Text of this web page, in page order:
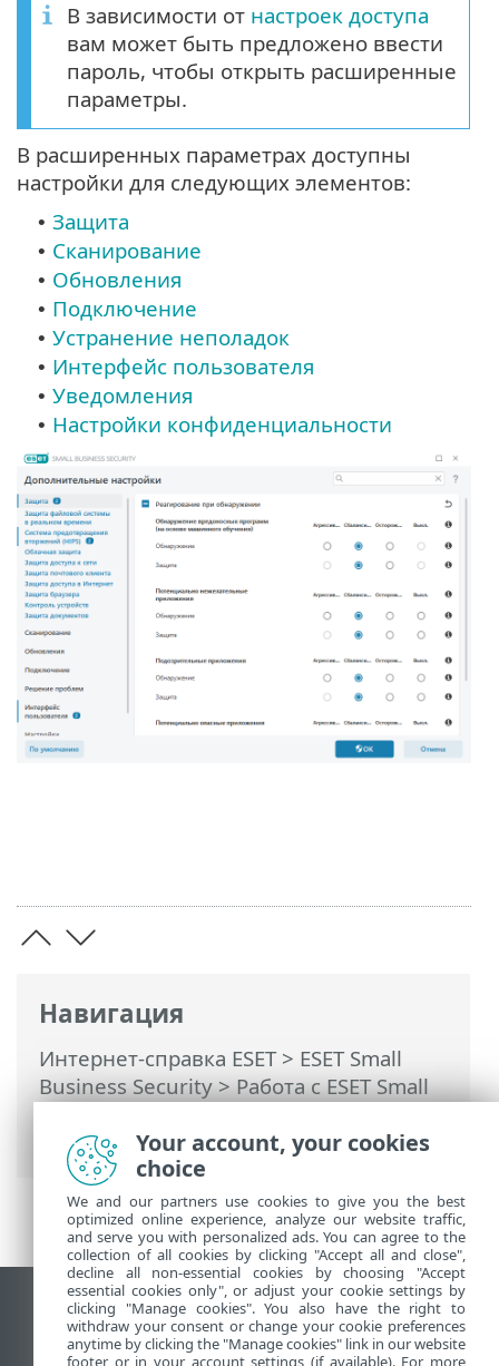
Навигация
Интернет-справка ESET> ESET Small
Business Security>Работа с ESET Small
настройки
В зависимости от настроек доступа
вам может быть предложено ввести
пароль, чтобы открыть расширенные
параметры.
В расширенных параметрах доступны
настройки для следующих элементов:
• Защита
• Сканирование
• Обновления
• Подключение
• Устранение неполадок
• Интерфейс пользователя
• Уведомления
• Настройки конфиденциальности
Использовать сайт для ПК
End of Life
Your account, your cookies
choice
We and our partners use cookies to give you the best
optimized online experience, analyze our website traffic,
and serve you with personalized ads. You can agree to the
collection of all cookies by clicking "Accept all and close",
decline all non-essential cookies by choosing "Accept
essential cookies only", or adjust your cookie settings by
clicking "Manage cookies". You also have the right to
withdraw your consent or change your cookie preferences
anytime by clicking the "Manage cookies" link in our website
footer or in your account settings (if available). For more